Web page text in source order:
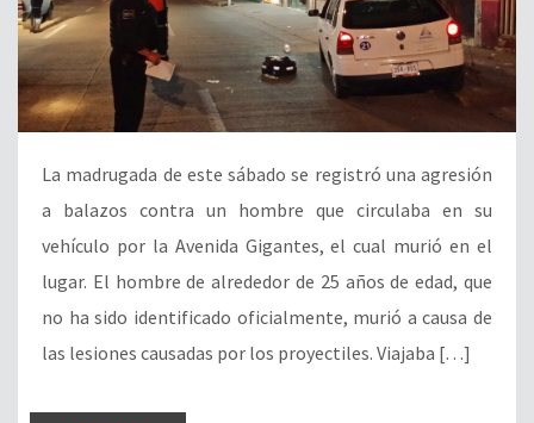
La madrugada de este sábado se registró una agresión
a balazos contra un hombre que circulaba en su
vehículo por la Avenida Gigantes, el cual murió en el
lugar. El hombre de alrededor de 25 años de edad, que
no ha sido identificado oficialmente, murió a causa de
las lesiones causadas por los proyectiles. Viajaba […]